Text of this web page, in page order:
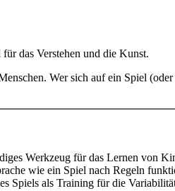
das Verstehen und die Kunst.
Wer sich auf ein Spiel
Werkzeug für das Lernen von
wie ein Spiel nach Regeln
Spiels als Training für die